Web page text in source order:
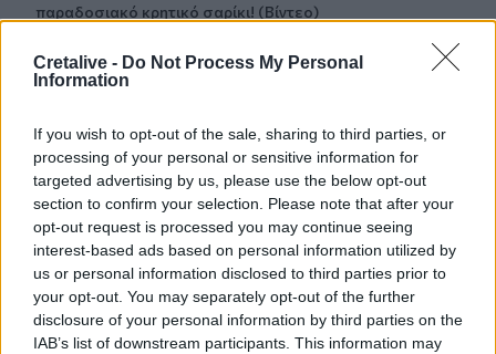
Cretalive - Do Not Process My Personal
Information
If you wish to opt-out of the sale, sharing to third parties, or
processing of your personal or sensitive information for
targeted advertising by us, please use the below opt-out
section to confirm your selection. Please note that after your
opt-out request is processed you may continue seeing
interest-based ads based on personal information utilized by
us or personal information disclosed to third parties prior to
your opt-out. You may separately opt-out of the further
disclosure of your personal information by third parties on the
IAB’s list of downstream participants. This information may
παραδοσιακό κρητικό σαρίκι! (Βίντεο)
14:35
SkyImpact Challenge: Οι κορυφαίες ιδέες καινοτομίας για
14:29
Καραμαλάκης για τα λύματα δίπλα στον Κούλε: «Το
ερώτημα είναι εάν υπάρχει ημερομηνία»
14:28
Αγκίστρι: Ισραηλινοί τουρίστες επιτέθηκαν σε
διαδηλωτές που φώναζαν υπέρ της Παλαιστίνης (Βίντεο)
14:18